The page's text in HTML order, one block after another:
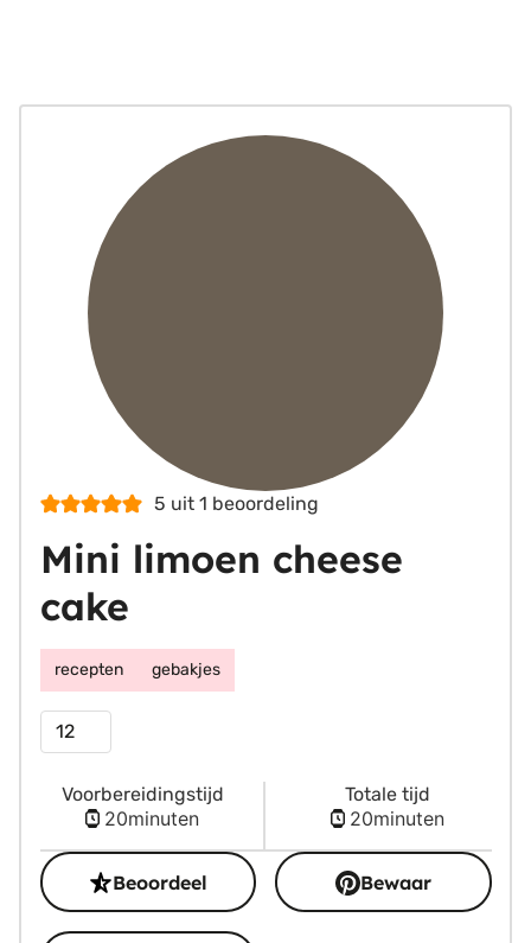
5 uit 1 beoordeling
Mini limoen cheese
cake
recepten gebakjes
Porties
Voorbereidingstijd
20minuten
minuten
Totale tijd
20minuten
minuten
Beoordeel Bewaar